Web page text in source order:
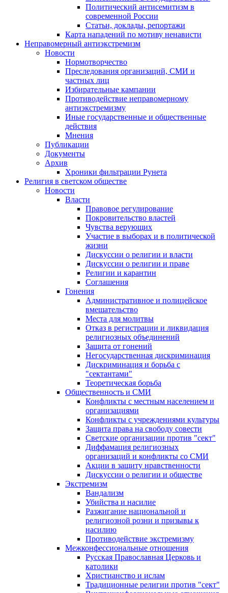
Политический антисемитизм в
современной России
Статьи, доклады, репортажи
Карта нападений по мотиву ненависти
Неправомерный антиэкстремизм
Новости
Нормотворчество
Преследования организаций, СМИ и
частных лиц
Избирательные кампании
Противодействие неправомерному
антиэкстремизму
Иные государственные и общественные
действия
Мнения
Публикации
Документы
Архив
Хроники фильтрации Рунета
Религия в светском обществе
Новости
Власти
Правовое регулирование
Покровительство властей
Чувства верующих
Участие в выборах и в политической
жизни
Дискуссии о религии и власти
Дискуссии о религии и праве
Религии и карантин
Соглашения
Гонения
Административное и полицейское
вмешательство
Места для молитвы
Отказ в регистрации и ликвидация
религиозных объединений
Защита от гонений
Негосударственная дискриминация
Дискриминация и борьба с
"сектантами"
Теоретическая борьба
Общественность и СМИ
Конфликты с местным населением и
организациями
Конфликты с учреждениями культуры
Защита права на свободу совести
Светские организации против "сект"
Диффамация религиозных
организаций и конфликты со СМИ
Акции в защиту нравственности
Дискуссии о религии и обществе
Экстремизм
Вандализм
Убийства и насилие
Разжигание национальной и
религиозной розни и призывы к
насилию
Противодействие экстремизму
Межконфессиональные отношения
Русская Православная Церковь и
католики
Христианство и ислам
Традиционные религии против "сект"